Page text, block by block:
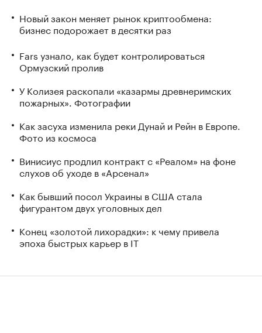
Новый закон меняет рынок криптообмена:
бизнес подорожает в десятки раз
Fars узнало, как будет контролироваться
Ормузский пролив
У Колизея раскопали «казармы древнеримских
пожарных». Фотографии
Как засуха изменила реки Дунай и Рейн в Европе.
Фото из космоса
Винисиус продлил контракт с «Реалом» на фоне
слухов об уходе в «Арсенал»
Как бывший посол Украины в США стала
фигурантом двух уголовных дел
Конец «золотой лихорадки»: к чему привела
эпоха быстрых карьер в IT